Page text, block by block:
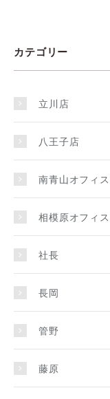
カテゴリー
立川店
八王子店
南青山オフィス
相模原オフィス
社長
長岡
管野
藤原